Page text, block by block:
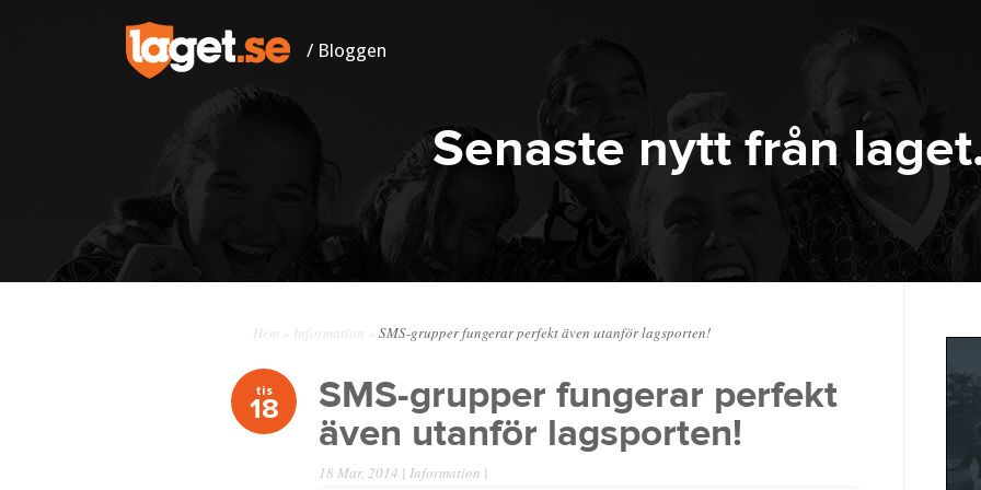
/ Bloggen
Senaste nytt från
Hem Information SMS-grupper fungerar perfekt även utanför lagsporten!
tis
18 SMS-grupper fungerar perfekt
även utanför lagsporten!
18 Mar, 2014 | Information |